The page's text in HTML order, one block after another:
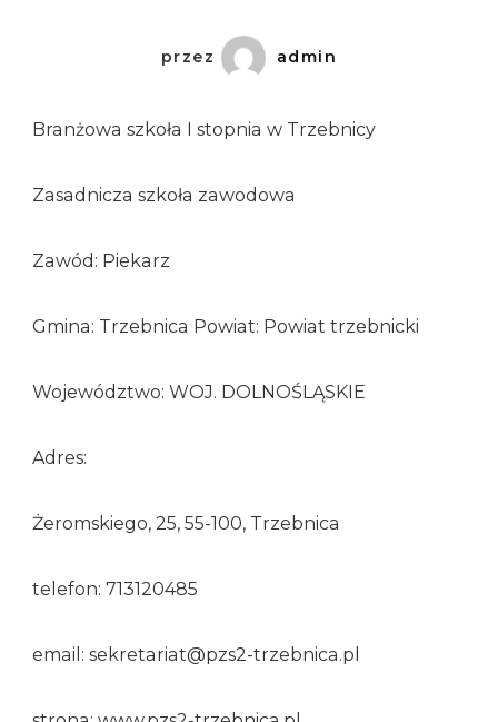
przez admin
Branżowa szkoła I stopnia w Trzebnicy
Zasadnicza szkoła zawodowa
Zawód: Piekarz
Gmina: Trzebnica Powiat: Powiat trzebnicki
Województwo: WOJ. DOLNOŚLĄSKIE
Adres:
Żeromskiego, 25, 55-100, Trzebnica
telefon: 713120485
email: sekretariat@pzs2-trzebnica.pl